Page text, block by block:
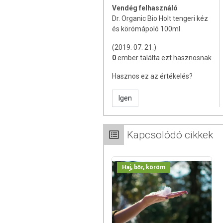
Minőségét megőrzi:
A dobozon jelzett hónap végéig
Száraz, hűvös helyen tartandó!
az orvosi kezelés helyettesítésére
lépje túl! Ne használja irritált vagy
ha az összetevők bármelyikére
a használatát! Gyermekektől elzárva
Vendég felhasználó
Dr. Organic Bio Holt tengeri kéz
és körömápoló 100ml
(2019. 07. 21.)
0ember találta ezt hasznosnak
Hasznos ez az értékelés?
Igen
Kapcsolódó cikkek
Haj, bőr, köröm